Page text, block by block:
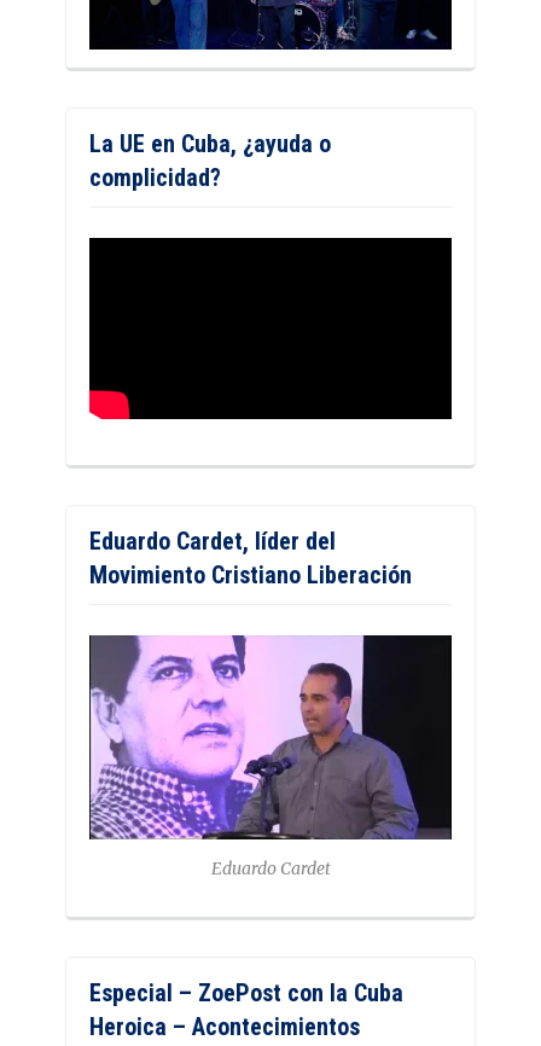
La UE en Cuba, ¿ayuda o
complicidad?
Eduardo Cardet, líder del
Movimiento Cristiano Liberación
Eduardo Cardet
Especial – ZoePost con la Cuba
Heroica – Acontecimientos